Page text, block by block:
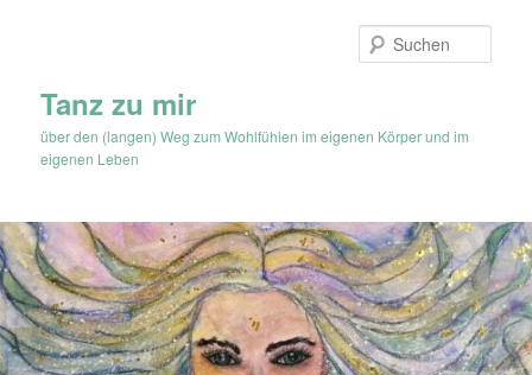
Tanz zu mir
über den (langen) Weg zum Wohlfühlen im eigenen Körper und im
eigenen Leben